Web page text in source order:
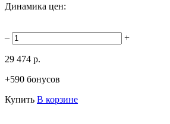
Динамика цен:
– +
29 474 р.
+590 бонусов
Купить В корзине